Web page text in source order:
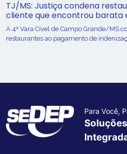
TJ/MS: Justiça condena
cliente que encontrou barata
A 4ª Vara Cível de Campo Grande/MS
restaurantes ao pagamento de
Para Você,